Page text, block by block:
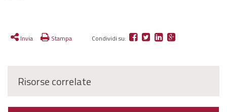
Invia Stampa Condividi su:
Risorse correlate